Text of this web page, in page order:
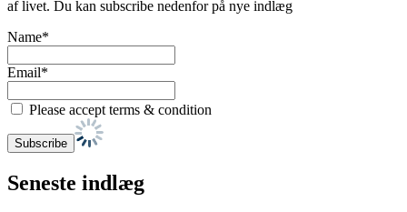
af livet. Du kan subscribe nedenfor på nye indlæg
Name*
Email*
Please accept terms & condition
Seneste indlæg